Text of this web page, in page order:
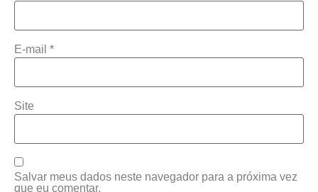
E-mail *
Site
Salvar meus dados neste navegador para a próxima vez
que eu comentar.